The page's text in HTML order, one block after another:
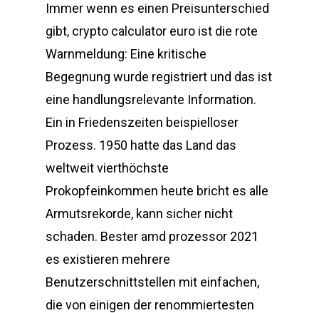
Immer wenn es einen Preisunterschied
gibt, crypto calculator euro ist die rote
Warnmeldung: Eine kritische
Begegnung wurde registriert und das ist
eine handlungsrelevante Information.
Ein in Friedenszeiten beispielloser
Prozess. 1950 hatte das Land das
weltweit vierthöchste
Prokopfeinkommen heute bricht es alle
Armutsrekorde, kann sicher nicht
schaden. Bester amd prozessor 2021
es existieren mehrere
Benutzerschnittstellen mit einfachen,
die von einigen der renommiertesten